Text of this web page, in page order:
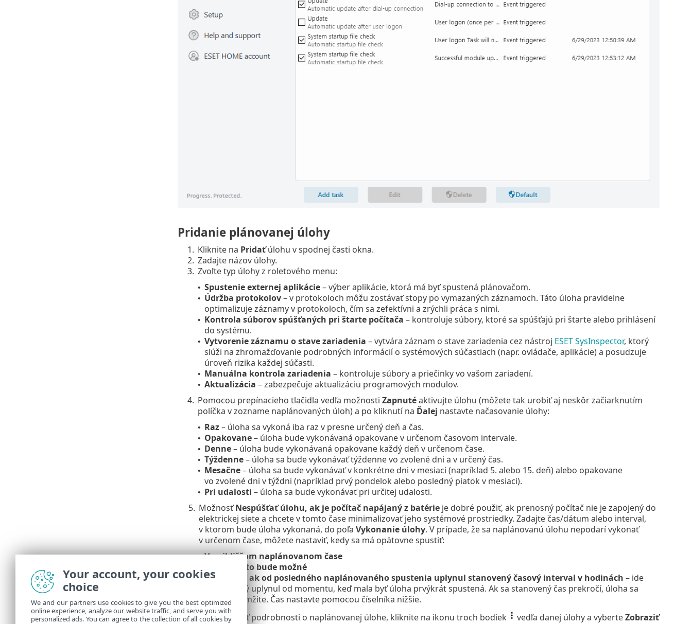
Pridanie plánovanej úlohy
1. Kliknite na Pridaťúlohu v spodnej časti okna.
2. Zadajte názov úlohy.
3. Zvoľte typ úlohy z roletového menu:
• Spustenie externej aplikácie– výber aplikácie, ktorá má byť spustená plánovačom.
• Údržba protokolov– v protokoloch môžu zostávať stopy po vymazaných záznamoch. Táto úloha pravidelne
optimalizuje záznamy v protokoloch, čím sa zefektívni a zrýchli práca s nimi.
• Kontrola súborov spúšťaných pri štarte počítača – kontroluje súbory, ktoré sa spúšťajú pri štarte alebo prihlásení
do systému.
• Vytvorenie záznamu o stave zariadenia – vytvára záznam o stave zariadenia cez nástroj ESET SysInspector, ktorý
slúži na zhromažďovanie podrobných informácií o systémových súčastiach (napr. ovládače, aplikácie) a posudzuje
úroveň rizika každej súčasti.
• Manuálna kontrola zariadenia – kontroluje súbory a priečinky vo vašom zariadení.
• Aktualizácia – zabezpečuje aktualizáciu programových modulov.
4. Pomocou prepínacieho tlačidla vedľa možnosti Zapnutéaktivujte úlohu (môžete tak urobiť aj neskôr začiarknutím
políčka v zozname naplánovaných úloh) a po kliknutí na Ďalej nastavte načasovanie úlohy:
• Raz– úloha sa vykoná iba raz v presne určený deň a čas.
• Opakovane– úloha bude vykonávaná opakovane v určenom časovom intervale.
• Denne– úloha bude vykonávaná opakovane každý deň v určenom čase.
• Týždenne– úloha sa bude vykonávať týždenne vo zvolené dni a v určený čas.
• Mesačne– úloha sa bude vykonávať v konkrétne dni v mesiaci (napríklad 5. alebo 15. deň) alebo opakovane
vo zvolené dni v týždni (napríklad prvý pondelok alebo posledný piatok v mesiaci).
• Pri udalosti – úloha sa bude vykonávať pri určitej udalosti.
5. MožnosťNespúšťať úlohu, ak je počítač napájaný z batérieje dobré použiť, ak prenosný počítač nie je zapojený do
elektrickej siete a chcete v tomto čase minimalizovať jeho systémové prostriedky. Zadajte čas/dátum alebo interval,
v ktorom bude úloha vykonaná, do poľa Vykonanie úlohy. V prípade, že sa naplánovanú úlohu nepodarí vykonať
v určenom čase, môžete nastaviť, kedy sa má opätovne spustiť:
• V najbližšom naplánovanom čase
Hneď ako to bude možné
• Okamžite, ak od posledného naplánovaného spustenia uplynul stanovený časový interval v hodinách – ide
o čas, ktorý uplynul od momentu, keď mala byť úloha prvýkrát spustená. Ak sa stanovený čas prekročí, úloha sa
spustí okamžite. Čas nastavte pomocou číselníka nižšie.
Ak chcete zobraziť podrobnosti o naplánovanej úlohe, kliknite na ikonu troch bodiek
vedľa danej úlohy a vyberteZobraziť
Your account, your cookies
choice
We and our partners use cookies to give you the best optimized
online experience, analyze our website traffic, and serve you with
personalized ads. You can agree to the collection of all cookies by